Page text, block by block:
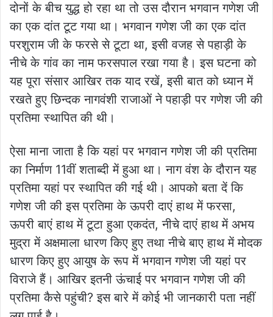
दोनों के बीच युद्ध हो रहा था तो उस दौरान भगवान गणेश जी
का एक दांत टूट गया था। भगवान गणेश जी का एक दांत
परशुराम जी के फरसे से टूटा था, इसी वजह से पहाड़ी के
नीचे के गांव का नाम फरसपाल रखा गया है। इस घटना को
यह पूरा संसार आखिर तक याद रखें, इसी बात को ध्यान में
रखते हुए छिन्दक नागवंशी राजाओं ने पहाड़ी पर गणेश जी की
प्रतिमा स्थापित की थी।
ऐसा माना जाता है कि यहां पर भगवान गणेश जी की प्रतिमा
का निर्माण 11वीं शताब्दी में हुआ था। नाग वंश के दौरान यह
प्रतिमा यहां पर स्थापित की गई थी। आपको बता दें कि
गणेश जी की इस प्रतिमा के ऊपरी दाएं हाथ में फरसा,
ऊपरी बाएं हाथ में टूटा हुआ एकदंत, नीचे दाएं हाथ में अभय
मुद्रा में अक्षमाला धारण किए हुए तथा नीचे बाए हाथ में मोदक
धारण किए हुए आयुष के रूप में भगवान गणेश जी यहां पर
विराजे हैं। आखिर इतनी ऊंचाई पर भगवान गणेश जी की
प्रतिमा कैसे पहुंची? इस बारे में कोई भी जानकारी पता नहीं